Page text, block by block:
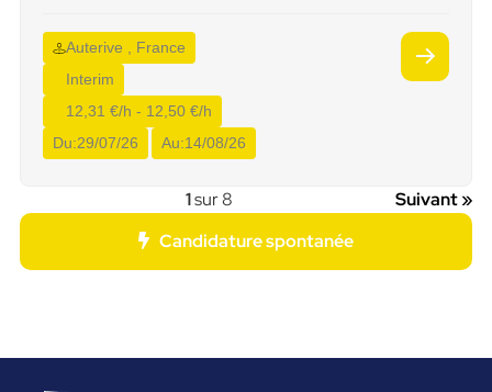
Auterive , France
Interim
12,31 €/h - 12,50 €/h
Du:29/07/26 Au:14/08/26
1sur 8
Suivant »
Candidature spontanée